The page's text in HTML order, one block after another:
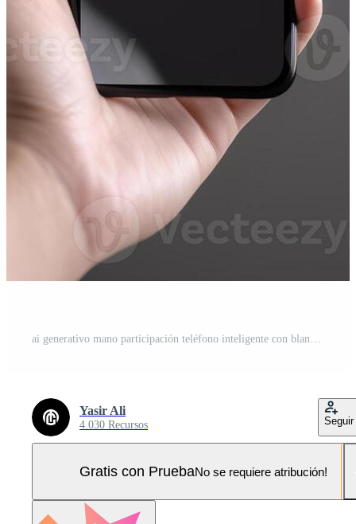
ai generativo mano participación teléfono inteligente con blanco pantalla en gris antecedentes. burlarse de arriba , Foto Pro
Yasir Ali
4.030 Recursos Seguir
Gratis con PruebaNo se requiere atribución!